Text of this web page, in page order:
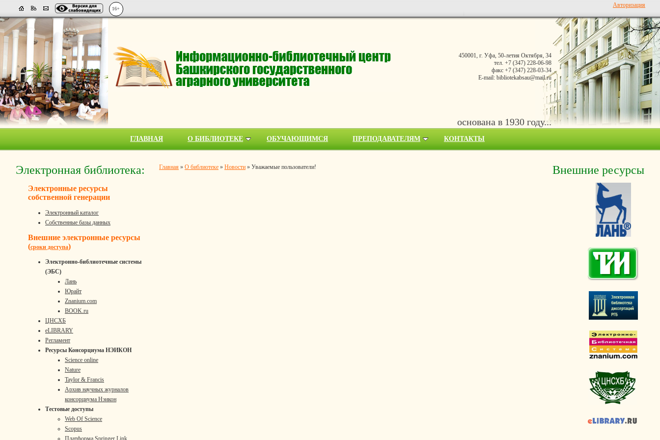
16+
Авторизация
450001, г. Уфа, 50-летия Октября, 34
тел. +7 (347) 228-06-98
факс +7 (347) 228-03-34
E-mail: bibliotekabsau@mail.ru
основана в 1930 году...
ГЛАВНАЯ О БИБЛИОТЕКЕ ОБУЧАЮЩИМСЯ ПРЕПОДАВАТЕЛЯМ КОНТАКТЫ
Электронная библиотека:
Электронные ресурсы
собственной генерации
Электронный каталог
Собственные базы данных
Внешние электронные ресурсы
(сроки доступа)
Электронно-библиотечные системы
(ЭБС)
Лань
Юрайт
Znanium.com
BOOK.ru
ЦНСХБ
eLIBRARY
Регламент
Ресурсы Консорциума НЭИКОН
Science online
Nature
Taylor & Francis
Архив научных журналов
консорциума Нэикон
Тестовые доступы
Web Of Science
Scopus
Платформа Springer Link
Главная » О библиотеке » Новости » Уважаемые пользователи! Внешние ресурсы